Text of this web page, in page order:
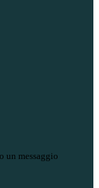
un messaggio